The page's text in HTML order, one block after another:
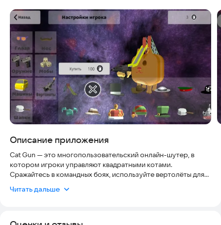
Скриншоты
Описание приложения
Cat Gun — это многопользовательский онлайн-шутер, в
котором игроки управляют квадратными котами.
Сражайтесь в командных боях, используйте вертолёты для
меняйте скины персонажа. Прогресс сохраняется, а монеты
Читать дальше